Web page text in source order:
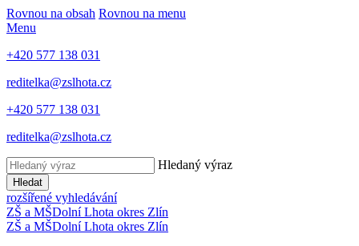
Rovnou na obsah Rovnou na menu
Menu
+420 577 138 031
reditelka@zslhota.cz
+420 577 138 031
reditelka@zslhota.cz
Hledaný výraz
Hledat
rozšířené vyhledávání
ZŠ a MŠDolní Lhota okres Zlín
ZŠ a MŠDolní Lhota okres Zlín